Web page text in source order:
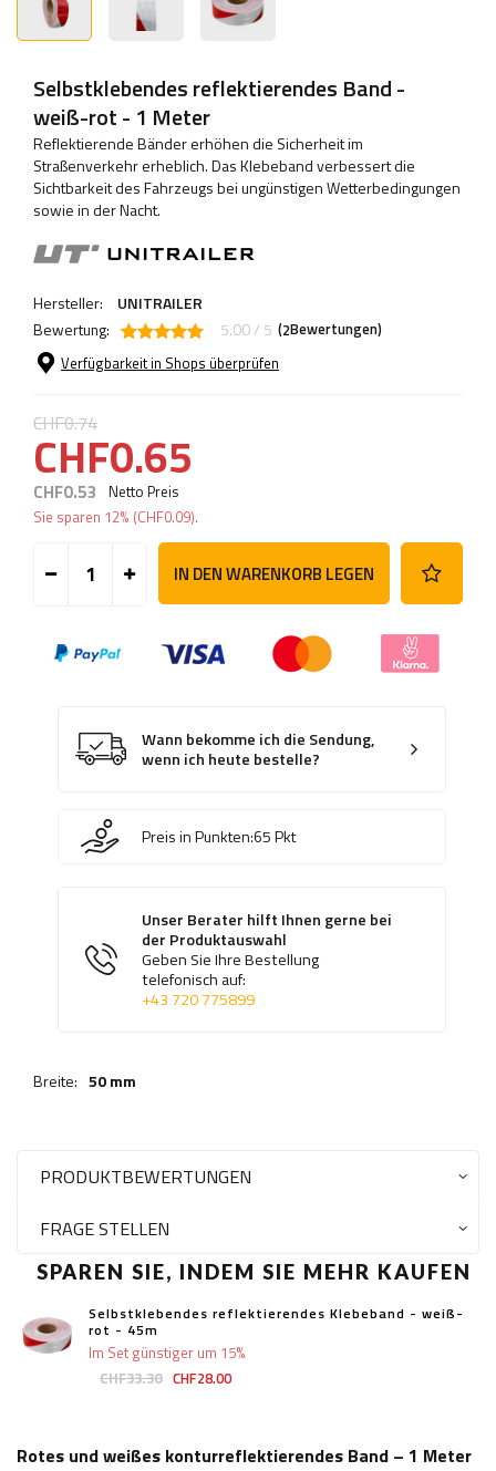
Selbstklebendes reflektierendes Band -
weiß-rot - 1 Meter
Reflektierende Bänder erhöhen die Sicherheit im
Straßenverkehr erheblich. Das Klebeband verbessert die
Sichtbarkeit des Fahrzeugs bei ungünstigen Wetterbedingungen
sowie in der Nacht.
Hersteller:
UNITRAILER
Bewertung:
5.00 / 5 (2Bewertungen)
Verfügbarkeit in Shops überprüfen
CHF0.74
CHF0.65
CHF0.53
Netto Preis
Sie sparen 12% (CHF0.09).
IN DEN WARENKORB LEGEN
Wann bekomme ich die Sendung,
wenn ich heute bestelle?
Preis in Punkten:65Pkt
Unser Berater hilft Ihnen gerne bei
der Produktauswahl
Geben Sie Ihre Bestellung
telefonisch auf:
+43 720 775899
Breite: 50 mm
PRODUKTBEWERTUNGEN
FRAGE STELLEN
SPAREN SIE, INDEM SIE MEHR KAUFEN
Selbstklebendes reflektierendes Klebeband - weiß-
rot - 45m
CHF33.30 CHF28.00
Im Set günstiger um 15%
Rotes und weißes konturreflektierendes Band – 1 Meter